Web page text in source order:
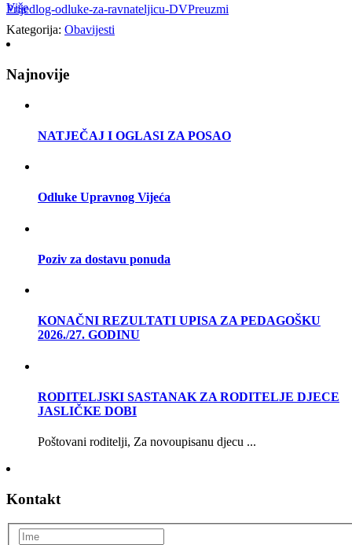
Prijedlog-odluke-za-ravnateljicu-DVPreuzmi
Više
Kategorija: Obavijesti
Najnovije
NATJEČAJ I OGLASI ZA POSAO
Odluke Upravnog Vijeća
Poziv za dostavu ponuda
KONAČNI REZULTATI UPISA ZA PEDAGOŠKU
2026./27. GODINU
RODITELJSKI SASTANAK ZA RODITELJE DJECE
JASLIČKE DOBI
Poštovani roditelji, Za novoupisanu djecu ...
Kontakt